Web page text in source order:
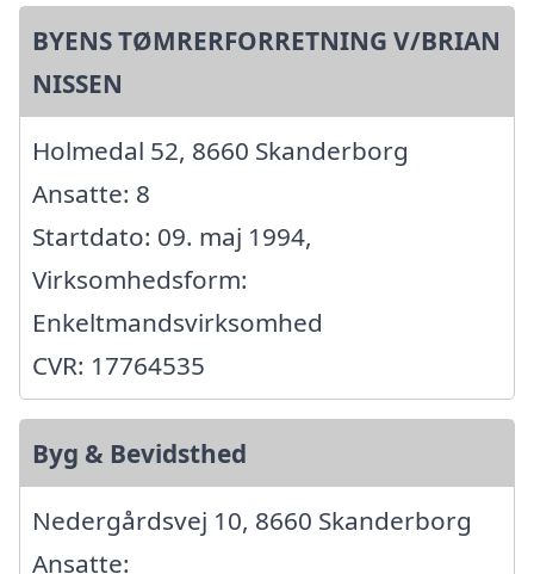
BYENS TØMRERFORRETNING V/BRIAN
NISSEN
Holmedal 52, 8660 Skanderborg
Ansatte: 8
Startdato: 09. maj 1994,
Virksomhedsform:
Enkeltmandsvirksomhed
CVR: 17764535
Byg & Bevidsthed
Nedergårdsvej 10, 8660 Skanderborg
Ansatte: